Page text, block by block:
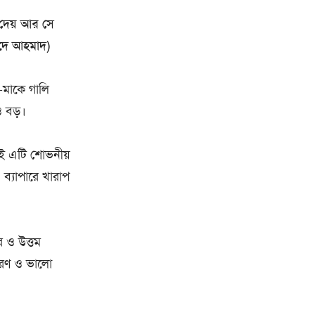
দেয় আর সে
আহমাদ)
গালি
বড়।
এটি শোভনীয়
খারাপ
ও উত্তম
ও ভালো